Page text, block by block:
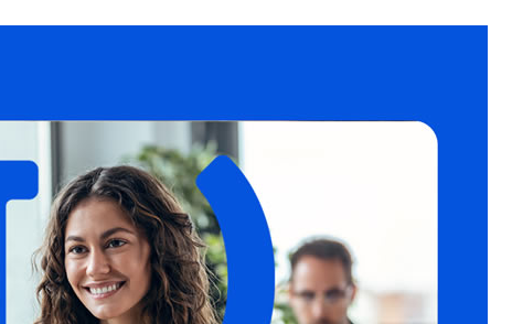
Wir begleiten Sie auf Ihrem Weg ✉.